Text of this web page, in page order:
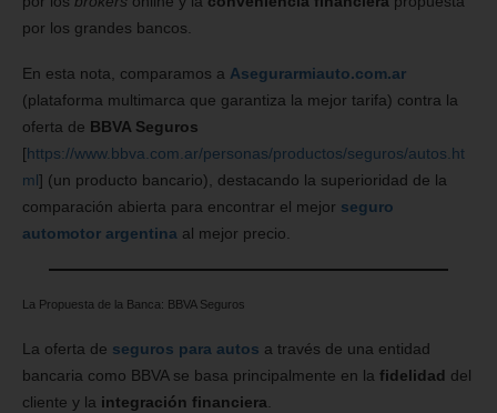
por los grandes bancos.
En esta nota, comparamos a Asegurarmiauto.com.ar
(plataforma multimarca que garantiza la mejor tarifa) contra la
oferta de BBVA Seguros
[https://www.bbva.com.ar/personas/productos/seguros/autos.ht
ml] (un producto bancario), destacando la superioridad de la
comparación abierta para encontrar el mejor seguro
automotor argentina al mejor precio.
La Propuesta de la Banca: BBVA Seguros
La oferta de seguros para autos a través de una entidad
bancaria como BBVA se basa principalmente en la fidelidad del
cliente y la integración financiera.